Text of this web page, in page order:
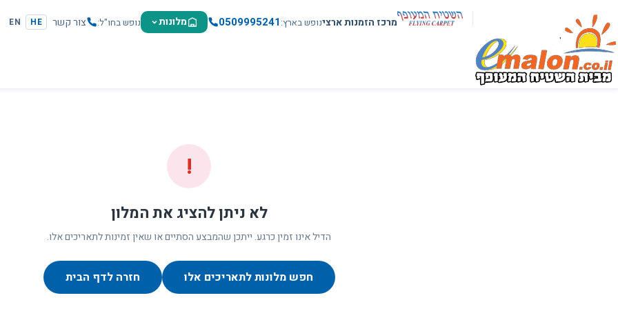
מרכז הזמנות ארצינופש בארץ 0509995241 מלונות נופש בחו"ל צור קשר HE
EN
!
לא ניתן להציג את המלון
הדיל אינו זמין כרגע. ייתכן שהמבצע הסתיים או שאין זמינות לתאריכים אלו.
חפש מלונות לתאריכים אלו חזרה לדף הבית